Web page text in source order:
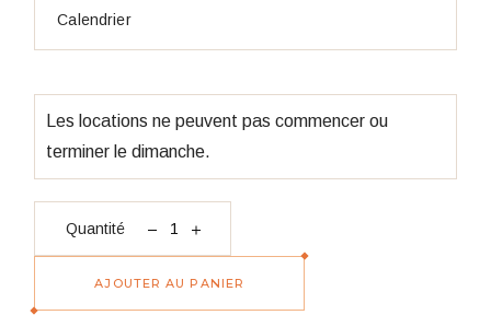
Les locations ne peuvent pas commencer ou
terminer le dimanche.
Quantité
quantité Ours en peluche 90 cm
AJOUTER AU PANIER